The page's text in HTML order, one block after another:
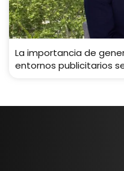
La importancia de
entornos publicitarios